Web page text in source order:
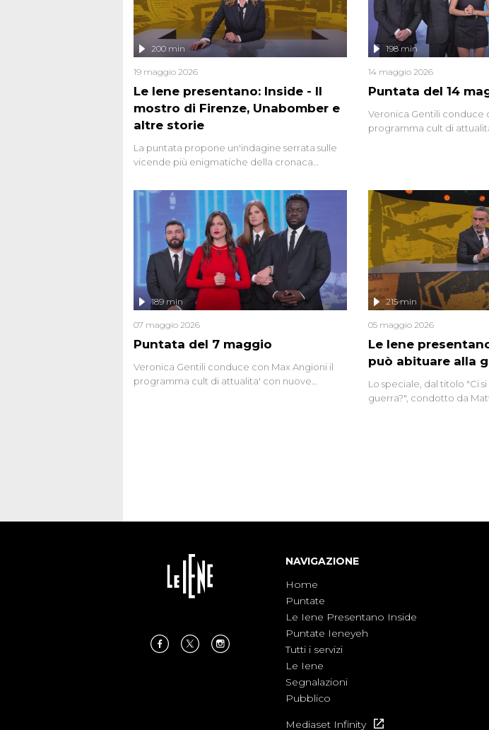
sembra non avere fine.
Le Iene presentano: Inside - Il
mostro di Firenze, Unabomber e
altre storie
200 min
19 maggio 2026
La puntata propone un'indagine serrata sulle
vicende più enigmatiche della cronaca
seriale responsabile di decine di attentati tra
gli anni '90 e il 2000 che, inquietantemente,
potrebbe essere ancora in libertà. Lo speciale
affronta inoltre le zone d'ombra sul Mostro di
Firenze, le cui responsabilità appaiono ancora
oggi avvolte in un groviglio di dubbi mai
chiariti. Nel corso dello speciale anche
l'intervista inedita a Olindo Romano, realizzata
ne...
Puntata del 14
198 min
14 maggio 2026
Veronica Gentili conduce
programma cult di
Puntata del 7 maggio
189 min
07 maggio 2026
Veronica Gentili conduce con Max Angioni il
programma cult di attualita' con nuove
Le Iene
può abituare alla
215 min
05 maggio 2026
Lo speciale, dal titolo "Ci
guerra?", condotto da
NAVIGAZIONE
Home
Puntate
Le Iene Presentano Inside
Puntate Ieneyeh
Tutti i servizi
Le Iene
Segnalazioni
Pubblico
Mediaset Infinity